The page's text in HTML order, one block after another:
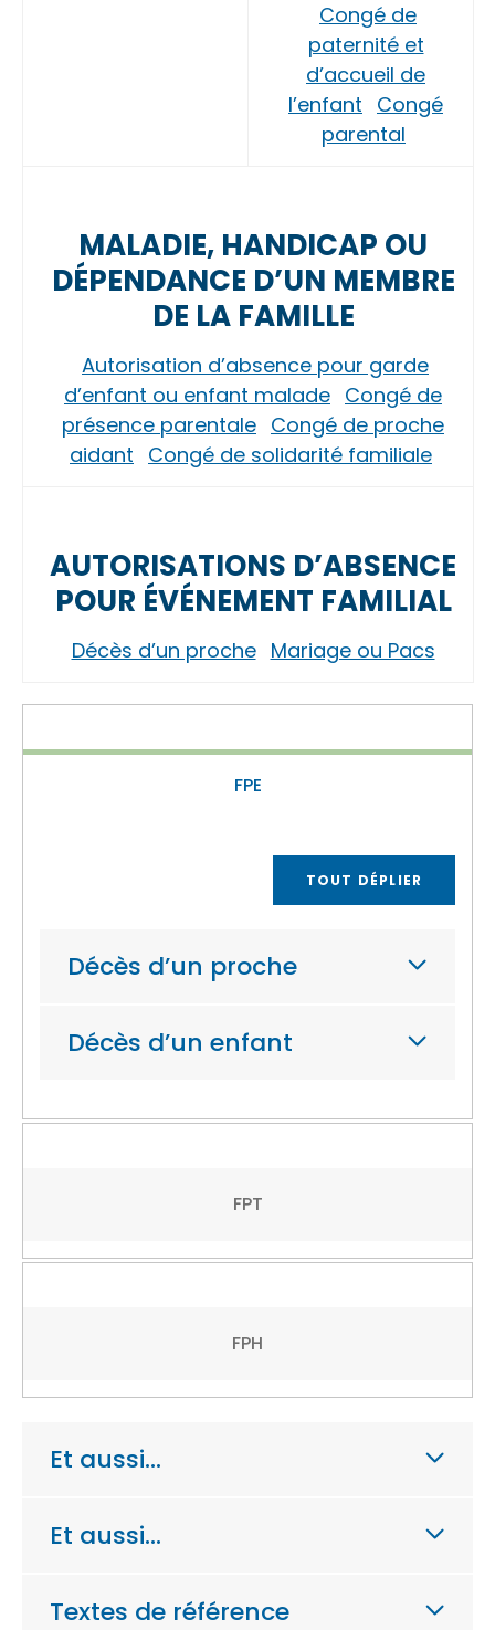
Congé de
paternité et
d’accueil de
l’enfant Congé
parental
MALADIE, HANDICAP OU
DÉPENDANCE D’UN MEMBRE
DE LA FAMILLE
Autorisation d’absence pour garde
d’enfant ou enfant malade Congé de
présence parentale Congé de proche
aidant Congé de solidarité familiale
AUTORISATIONS D’ABSENCE
POUR ÉVÉNEMENT FAMILIAL
Décès d’un proche Mariage ou Pacs
FPE
TOUT DÉPLIER
Décès d’un proche
Décès d’un enfant
FPT
FPH
Et aussi…
Et aussi…
Textes de référence